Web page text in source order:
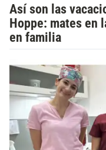
Así son las
Hoppe: mates en
en familia